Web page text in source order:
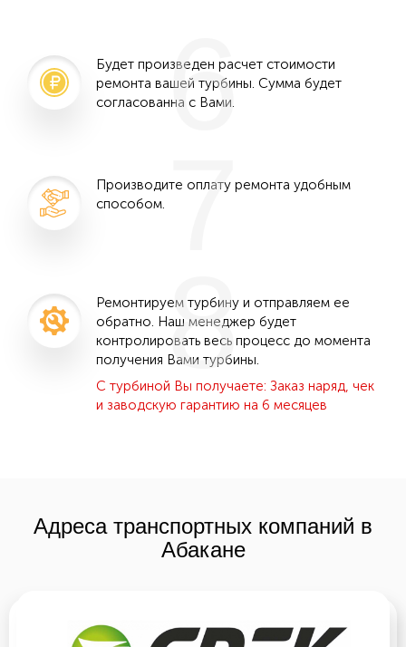
Будет произведен расчет стоимости
ремонта вашей турбины. Сумма будет
согласованна с Вами.
6
Производите оплату ремонта удобным
способом.7
Ремонтируем турбину и отправляем ее
обратно. Наш менеджер будет
контролировать весь процесс до момента
получения Вами турбины.
С турбиной Вы получаете: Заказ наряд, чек
и заводскую гарантию на 6 месяцев
8
Адреса транспортных компаний в
Абакане